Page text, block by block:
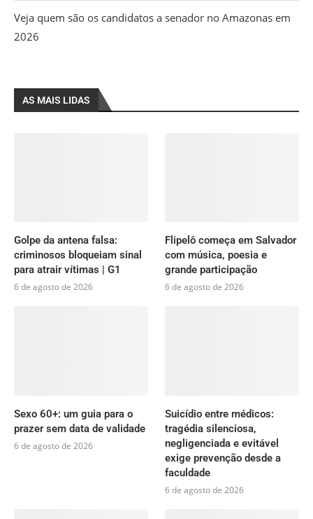
Veja quem são os candidatos a senador no Amazonas em
2026
AS MAIS LIDAS
Golpe da antena falsa:
criminosos bloqueiam sinal
para atrair vítimas | G1
6 de agosto de 2026
Flipelô começa em Salvador
com música, poesia e
grande participação
6 de agosto de 2026
Sexo 60+: um guia para o
prazer sem data de validade
6 de agosto de 2026
Suicídio entre médicos:
tragédia silenciosa,
negligenciada e evitável
exige prevenção desde a
faculdade
6 de agosto de 2026